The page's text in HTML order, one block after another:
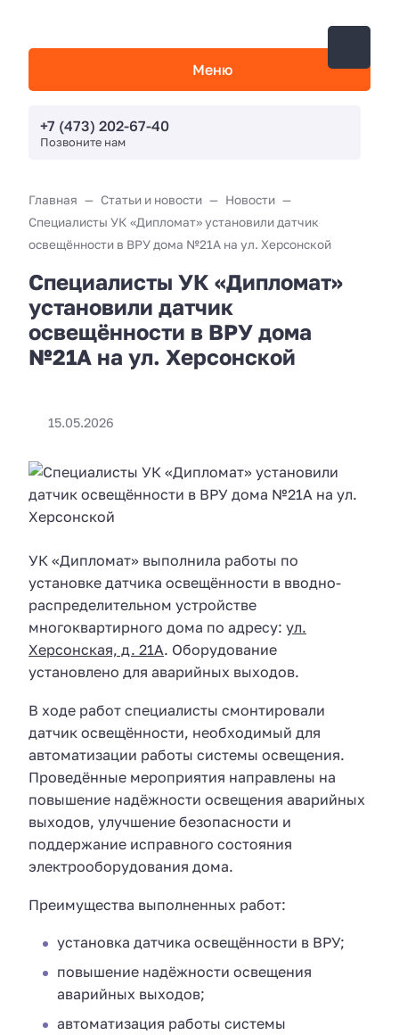
Меню
+7 (473) 202-67-40
Позвоните нам
Главная Статьи и новости
Новости
Специалисты УК «Дипломат» установили датчик
освещённости в ВРУ дома №21А на ул. Херсонской
Специалисты УК «Дипломат»
установили датчик
освещённости в ВРУ дома
№21А на ул. Херсонской
15.05.2026
УК «Дипломат» выполнила работы по
установке датчика освещённости в вводно-
распределительном устройстве
многоквартирного дома по адресу: ул.
Херсонская, д. 21А. Оборудование
установлено для аварийных выходов.
В ходе работ специалисты смонтировали
датчик освещённости, необходимый для
автоматизации работы системы освещения.
Проведённые мероприятия направлены на
повышение надёжности освещения аварийных
выходов, улучшение безопасности и
поддержание исправного состояния
электрооборудования дома.
Преимущества выполненных работ:
установка датчика освещённости в ВРУ;
повышение надёжности освещения
аварийных выходов;
автоматизация работы системы